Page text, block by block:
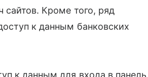
сайтов. Кроме того, ряд
к данным банковских
к данным для входа в панель